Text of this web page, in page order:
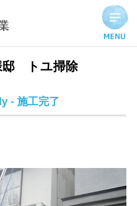
完了実績
トユ掃除
- 施工完了